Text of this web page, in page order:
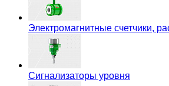
Электромагнитные счетчики,
Сигнализаторы уровня